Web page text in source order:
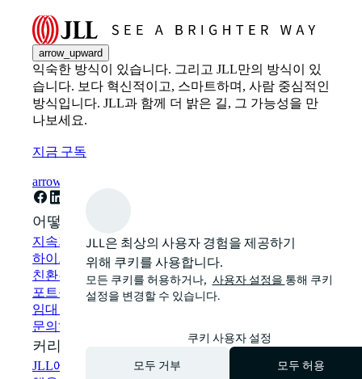
arrow_upward
익숙한 방식이 있습니다. 그리고 JLL만의 방식이 있
습니다. 보다 혁신적이고, 스마트하며, 사람 중심적인
방식입니다. JLL과 함께 더 밝은 길, 그 가능성을 만
나보세요.
지금 구독
arrow_forward
어떻게 도와드릴까요?
지속가능성 솔루션
하이브리드 워크플레이스 솔루션
친환경 건물 및 임대
포트폴리오 관리
임대 부동산 검색
문의하기
커리어
JLL에서 일하기
JLL은 최상의 사용자 경험을 제공하기
위해 쿠키를 사용합니다.
모든 쿠키를 허용하거나, 사용자 설정을 통해 쿠키
설정을 변경할 수 있습니다.
쿠키 사용자 설정
모두 거부
모두 허용